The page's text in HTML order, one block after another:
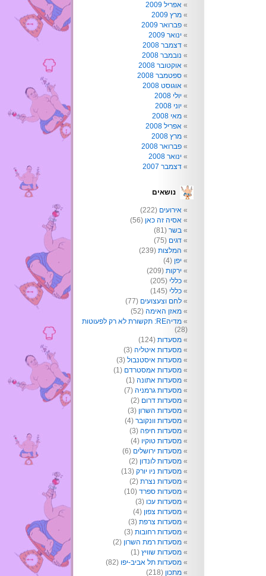
אפריל 2009
מרץ 2009
פברואר 2009
ינואר 2009
דצמבר 2008
נובמבר 2008
אוקטובר 2008
ספטמבר 2008
אוגוסט 2008
יולי 2008
יוני 2008
מאי 2008
אפריל 2008
מרץ 2008
פברואר 2008
ינואר 2008
דצמבר 2007
נושאים
אירועים (222)
אסיה זה כאן (56)
בשר (81)
דגים (75)
המלצות (239)
יפן (4)
ירקות (209)
כללי (205)
כללי (145)
לחם וצעצועים (77)
מאזן האימה (52)
מדיהRE: תקשורת לא רק לפעוטות
(28)
מסעדות (124)
מסעדות איטליה (3)
מסעדות איסטנבול (3)
מסעדות אמסטרדם (1)
מסעדות אתונה (1)
מסעדות גרמניה (7)
מסעדות דרום (2)
מסעדות השרון (3)
מסעדות וונקובר (4)
מסעדות חיפה (3)
מסעדות טוקיו (4)
מסעדות ירושלים (6)
מסעדות לונדון (2)
מסעדות ניו יורק (13)
מסעדות נצרת (2)
מסעדות ספרד (10)
מסעדות עכו (3)
מסעדות צפון (4)
מסעדות צרפת (3)
מסעדות רחובות (3)
מסעדות רמת השרון (2)
מסעדות שוויץ (1)
מסעדות תל אביב-יפו (82)
מתכון (218)